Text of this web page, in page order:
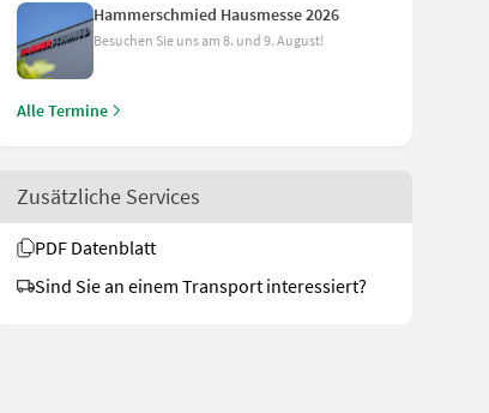
Hammerschmied Hausmesse 2026
Besuchen Sie uns am 8. und 9. August!
Alle Termine
Zusätzliche Services
PDF Datenblatt
Sind Sie an einem Transport interessiert?
Väderstad Rapid RDA 400S
96.000 €